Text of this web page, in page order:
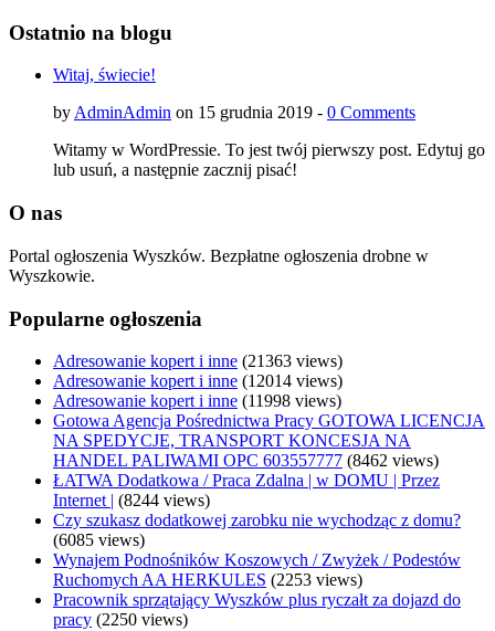
Ostatnio na blogu
Witaj, świecie!
by AdminAdmin on 15 grudnia 2019 - 0 Comments
Witamy w WordPressie. To jest twój pierwszy post. Edytuj go
lub usuń, a następnie zacznij pisać!
O nas
Portal ogłoszenia Wyszków. Bezpłatne ogłoszenia drobne w
Wyszkowie.
Popularne ogłoszenia
Adresowanie kopert i inne (21363 views)
Adresowanie kopert i inne (12014 views)
Adresowanie kopert i inne (11998 views)
Gotowa Agencja Pośrednictwa Pracy GOTOWA LICENCJA
NA SPEDYCJE, TRANSPORT KONCESJA NA
HANDEL PALIWAMI OPC 603557777 (8462 views)
ŁATWA Dodatkowa / Praca Zdalna | w DOMU | Przez
Internet | (8244 views)
Czy szukasz dodatkowej zarobku nie wychodząc z domu?
(6085 views)
Wynajem Podnośników Koszowych / Zwyżek / Podestów
Ruchomych AA HERKULES (2253 views)
Pracownik sprzątający Wyszków plus ryczałt za dojazd do
pracy (2250 views)